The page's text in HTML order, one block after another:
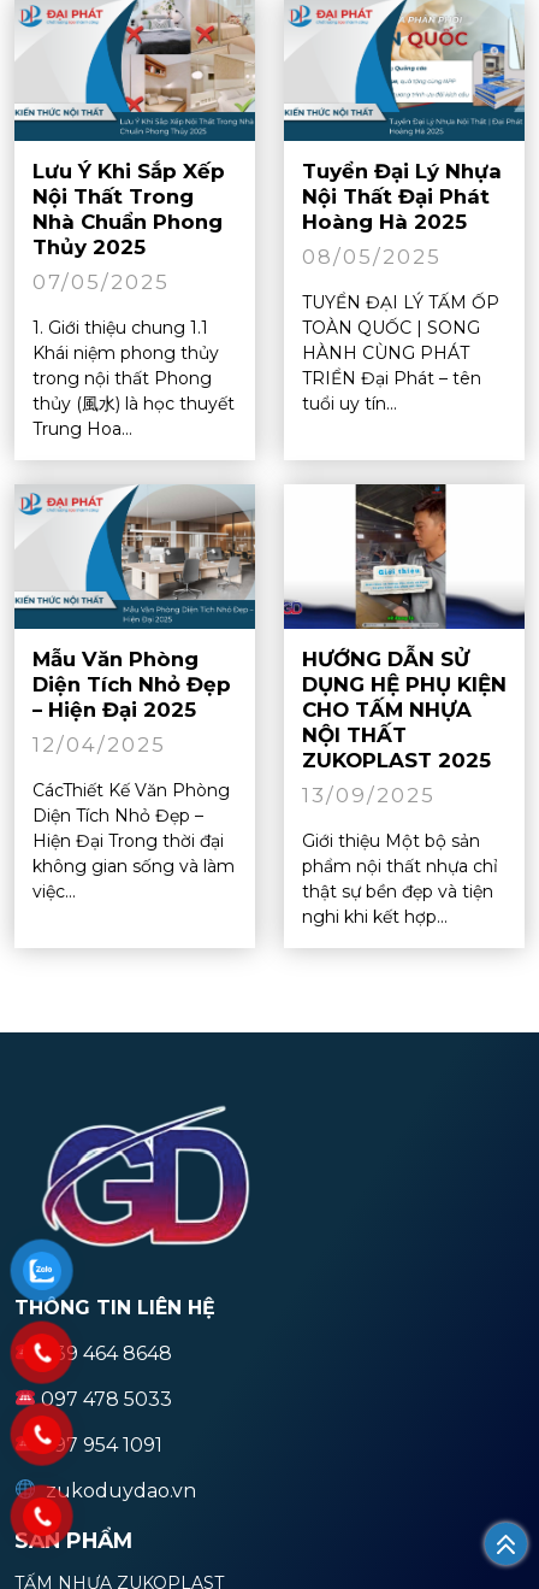
Lưu Ý Khi Sắp Xếp
Nội Thất Trong
Nhà Chuẩn Phong
Thủy 2025
07/05/2025
1. Giới thiệu chung 1.1
Khái niệm phong thủy
trong nội thất Phong
thủy (風水) là học thuyết
Trung Hoa...
Tuyển Đại Lý Nhựa
Nội Thất Đại Phát
Hoàng Hà 2025
08/05/2025
TUYỂN ĐẠI LÝ TẤM ỐP
TOÀN QUỐC | SONG
HÀNH CÙNG PHÁT
TRIỂN Đại Phát – tên
tuổi uy tín...
Mẫu Văn Phòng
Diện Tích Nhỏ Đẹp
– Hiện Đại 2025
12/04/2025
CácThiết Kế Văn Phòng
Diện Tích Nhỏ Đẹp –
Hiện Đại Trong thời đại
không gian sống và làm
việc...
HƯỚNG DẪN SỬ
DỤNG HỆ PHỤ KIỆN
CHO TẤM NHỰA
NỘI THẤT
ZUKOPLAST 2025
13/09/2025
Giới thiệu Một bộ sản
phẩm nội thất nhựa chỉ
thật sự bền đẹp và tiện
nghi khi kết hợp...
THÔNG TIN LIÊN HỆ
039 464 8648
097 478 5033
097 954 1091
zukoduydao.vn
SẢN PHẨM
TẤM NHỰA ZUKOPLAST